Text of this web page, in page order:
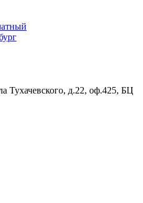
Тухачевского, д.22, оф.425, БЦ